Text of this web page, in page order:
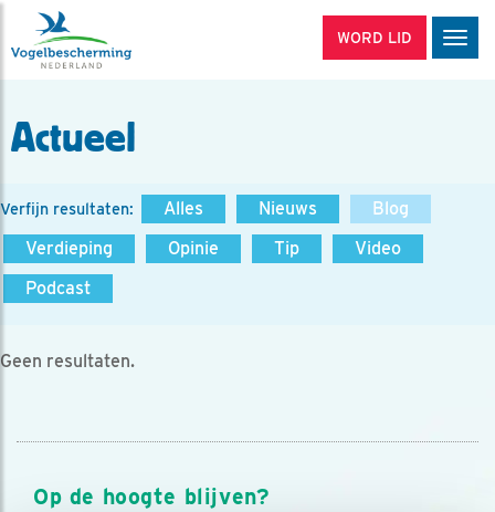
WORD LID
Actueel
Verfijn resultaten: Alles Nieuws
Blog
Verdieping
Opinie Tip
Video
Podcast
Geen resultaten.
Op de hoogte blijven?